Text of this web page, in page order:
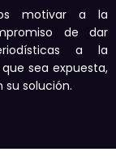
motivar a la
de dar
a la
sea expuesta,
su solución.